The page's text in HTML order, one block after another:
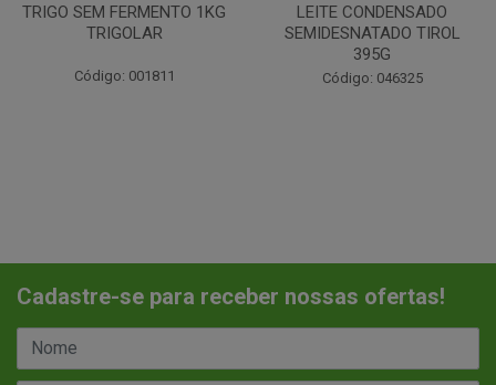
LEITE CONDENSADO
SEMIDESNATADO TIROL
Código: 046325
CHANTILINHO EM PO 400G
MIX
Código: 037442
Cadastre-se para receber nossas ofertas!